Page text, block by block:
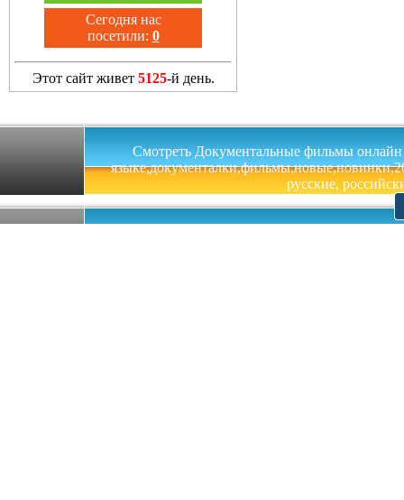
Сегодня нас
посетили: 0
Этот сайт живет 5125-й день.
Смотреть Документальные фильмы онлайн
русские,